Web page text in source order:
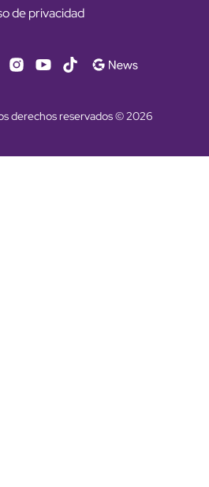
de privacidad
derechos reservados © 2026